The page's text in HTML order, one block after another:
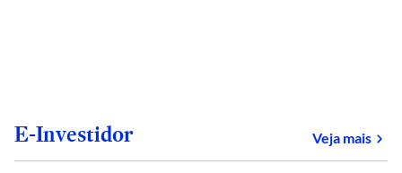
E-Investidor Veja mais